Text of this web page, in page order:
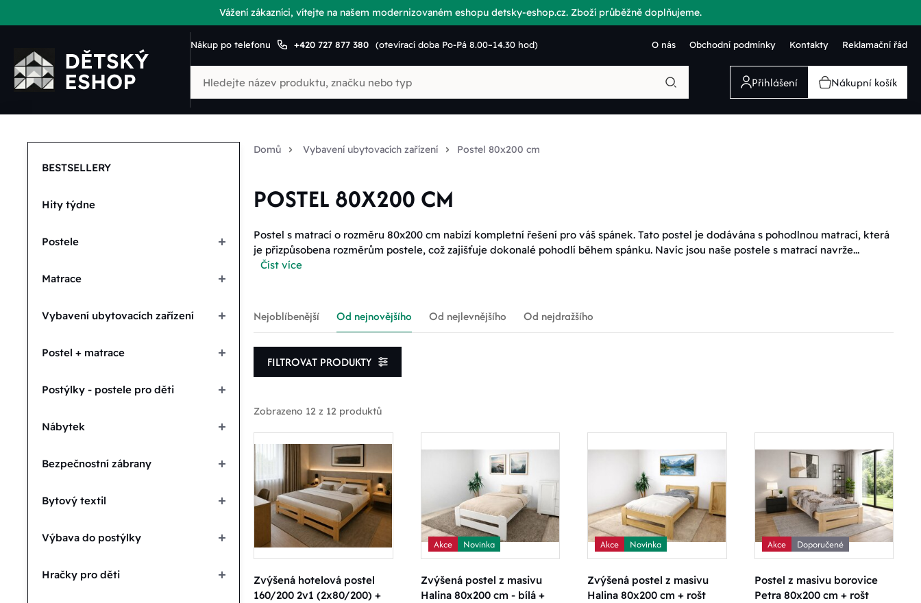
Vážení zákazníci, vítejte na našem modernizovaném eshopu detsky-eshop.cz. Zboží průběžně doplňujeme.
Nákup po telefonu +420 727 877 380 (otevírací doba Po-Pá 8.00–14.30 hod) O nás Obchodní podmínky Kontakty Reklamační řád
Přihlášení Nákupní košík
BESTSELLERY
Hity týdne
Postele
Matrace
Vybavení ubytovacích zařízení
Postel + matrace
Postýlky - postele pro děti
Nábytek
Bezpečnostní zábrany
Bytový textil
Výbava do postýlky
Hračky pro děti
Domů Vybavení ubytovacích zařízení Postel 80x200 cm
POSTEL 80X200 CM
Postel s matrací o rozměru 80x200 cm nabízí kompletní řešení pro váš spánek. Tato postel je dodávána s pohodlnou matrací, která
je přizpůsobena rozměrům postele, což zajišťuje dokonalé pohodlí během spánku. Navíc jsou naše postele s matrací navrže...
Číst více
Nejoblíbenější Od nejnovějšího Od nejlevnějšího Od nejdražšího
FILTROVAT PRODUKTY
Produkty skladem
Doprava zdarma
Zvolit rozmezí ceny
Zobrazeno 12 z 12 produktů
Zvýšená hotelová postel
160/200 2v1 (2x80/200) +
Akce Novinka
Zvýšená postel z masivu
Halina 80x200 cm - bílá +
Akce Novinka
Zvýšená postel z masivu
Halina 80x200 cm + rošt
Akce Doporučené
Postel z masivu borovice
Petra 80x200 cm + rošt